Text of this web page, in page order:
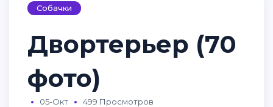
Собачки
Двортерьер (70
фото)
05-Окт 499 Просмотров